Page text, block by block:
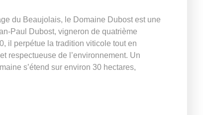
du Beaujolais, le Domaine Dubost est une
Paul Dubost, vigneron de quatrième
il perpétue la tradition viticole tout en
respectueuse de l’environnement. Un
s’étend sur environ 30 hectares,